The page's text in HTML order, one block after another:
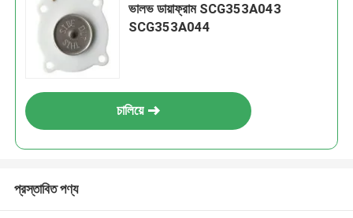
ভালভ ডায়াফ্রাম SCG353A043
SCG353A044
চালিয়ে
প্রস্তাবিত পণ্য